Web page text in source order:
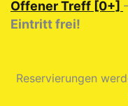
Offener Treff [0+]
Eintritt frei!
Reservierungen